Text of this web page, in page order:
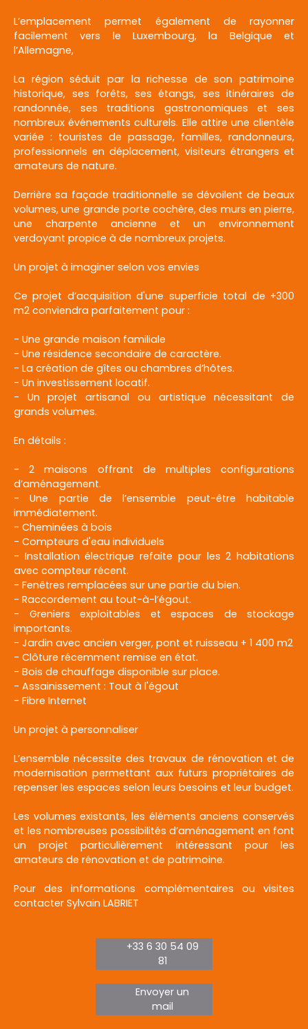
L’emplacement permet également de rayonner
facilement vers le Luxembourg, la Belgique et
l’Allemagne,
La région séduit par la richesse de son patrimoine
historique, ses forêts, ses étangs, ses itinéraires de
randonnée, ses traditions gastronomiques et ses
nombreux événements culturels. Elle attire une clientèle
variée : touristes de passage, familles, randonneurs,
professionnels en déplacement, visiteurs étrangers et
amateurs de nature.
Derrière sa façade traditionnelle se dévoilent de beaux
volumes, une grande porte cochère, des murs en pierre,
une charpente ancienne et un environnement
verdoyant propice à de nombreux projets.
Un projet à imaginer selon vos envies
Ce projet d’acquisition d'une superficie total de +300
m2 conviendra parfaitement pour :
- Une grande maison familiale
- Une résidence secondaire de caractère.
- La création de gîtes ou chambres d’hôtes.
- Un investissement locatif.
- Un projet artisanal ou artistique nécessitant de
grands volumes.
En détails :
- 2 maisons offrant de multiples configurations
d’aménagement.
- Une partie de l’ensemble peut-être habitable
immédiatement.
- Cheminées à bois
- Compteurs d'eau individuels
- Installation électrique refaite pour les 2 habitations
avec compteur récent.
- Fenêtres remplacées sur une partie du bien.
- Raccordement au tout-à-l’égout.
- Greniers exploitables et espaces de stockage
importants.
- Jardin avec ancien verger, pont et ruisseau + 1 400 m2
- Clôture récemment remise en état.
- Bois de chauffage disponible sur place.
- Assainissement : Tout à l'égout
- Fibre Internet
Un projet à personnaliser
L’ensemble nécessite des travaux de rénovation et de
modernisation permettant aux futurs propriétaires de
repenser les espaces selon leurs besoins et leur budget.
Les volumes existants, les éléments anciens conservés
et les nombreuses possibilités d’aménagement en font
un projet particulièrement intéressant pour les
amateurs de rénovation et de patrimoine.
Pour des informations complémentaires ou visites
contacter Sylvain LABRIET
+33 6 30 54 09
81
Envoyer un
mail